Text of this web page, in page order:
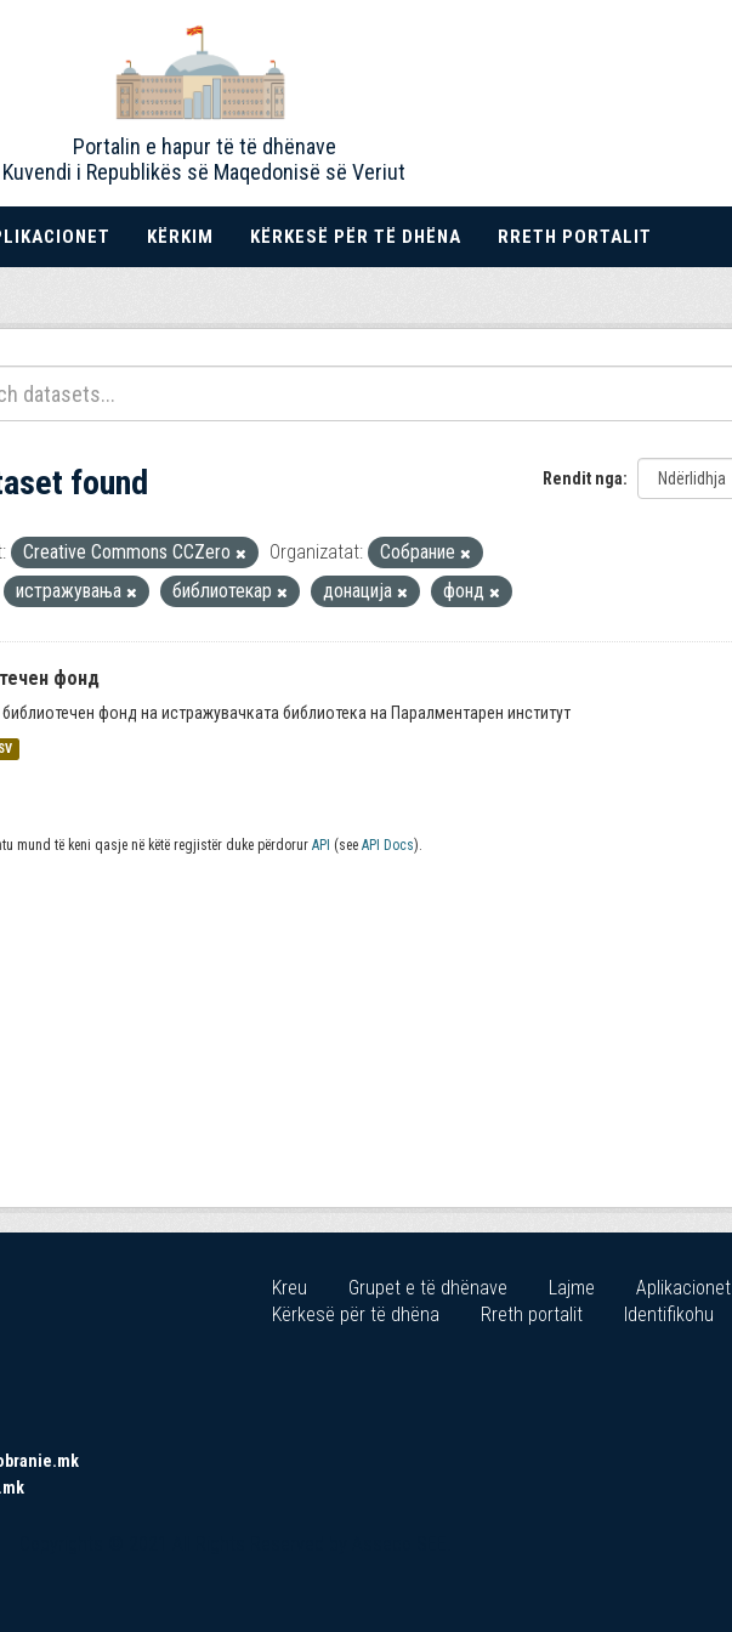
Portalin e hapur të të dhënave
Kuvendi i Republikës së Maqedonisë së Veriut
KËRKIM KËRKESË PËR TË DHËNA RRETH PORTALIT
Rendit nga
found
Creative Commons CCZero Organizatat:
Собрание
истражувања библиотекар донација фонд
фонд
фонд на истражувачката библиотека на Паралментарен институт
mund të keni qasje në këtë regjistër duke përdorur API (see API Docs).
Kreu Grupet e të dhënave Lajme Aplikacionet
Kërkesë për të dhëna
Rreth portalit Identifikohu